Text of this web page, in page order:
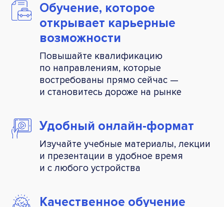
Обучение, которое
открывает карьерные
возможности
Повышайте квалификацию
по направлениям, которые
востребованы прямо сейчас —
и становитесь дороже на рынке
Удобный онлайн-формат
Изучайте учебные материалы, лекции
и презентации в удобное время
и с любого устройства
Качественное обучение